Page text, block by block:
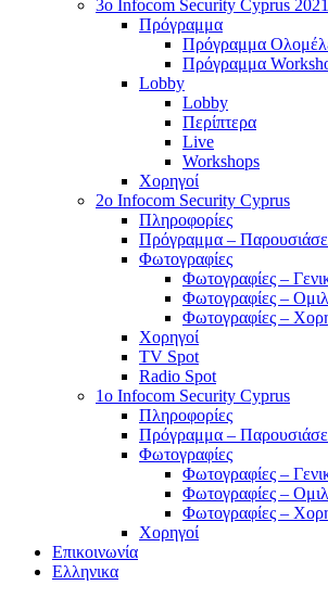
3o Infocom Security Cyprus 2021
Πρόγραμμα
Πρόγραμμα
Πρόγραμμα
Lobby
Lobby
Περίπτερα
Live
Workshops
Χορηγοί
2o Infocom Security Cyprus
Πληροφορίες
Πρόγραμμα –
Φωτογραφίες
Φωτογραφίες –
Φωτογραφίες –
Φωτογραφίες –
Χορηγοί
TV Spot
Radio Spot
1o Infocom Security Cyprus
Πληροφορίες
Πρόγραμμα –
Φωτογραφίες
Φωτογραφίες –
Φωτογραφίες –
Φωτογραφίες –
Χορηγοί
Επικοινωνία
Ελληνικα